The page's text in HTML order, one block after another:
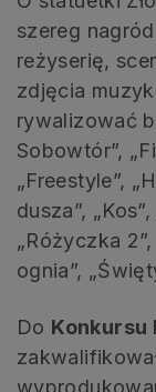
szereg
reżyserię,
zdjęcia
rywalizować
Sobowtór”,
„Freestyle”,
dusza”,
„Różyczka
ognia”,
Do Konkursu